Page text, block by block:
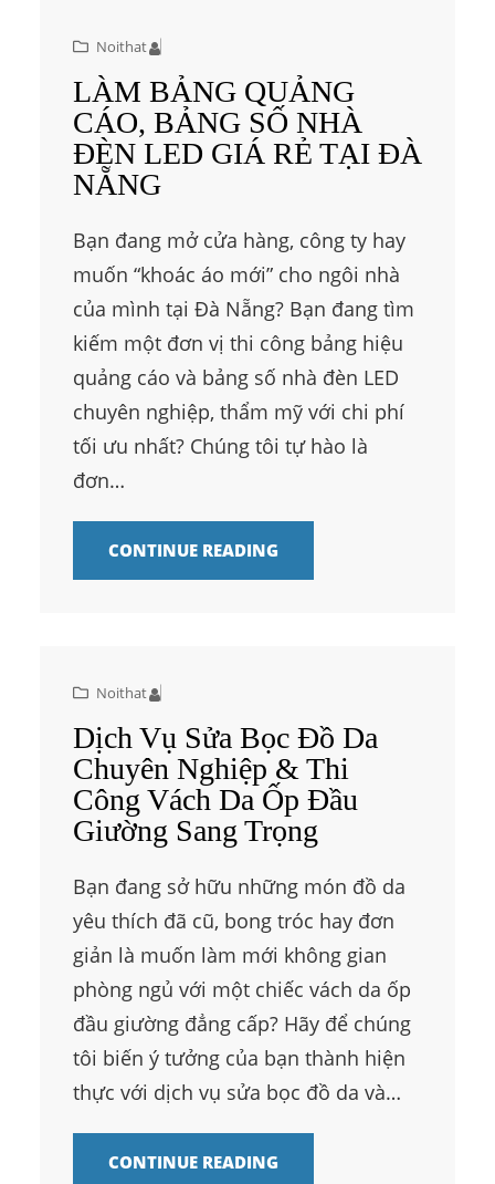
Noithat
LÀM BẢNG QUẢNG
CÁO, BẢNG SỐ NHÀ
ĐÈN LED GIÁ RẺ TẠI ĐÀ
NẴNG
Bạn đang mở cửa hàng, công ty hay
muốn “khoác áo mới” cho ngôi nhà
của mình tại Đà Nẵng? Bạn đang tìm
kiếm một đơn vị thi công bảng hiệu
quảng cáo và bảng số nhà đèn LED
chuyên nghiệp, thẩm mỹ với chi phí
tối ưu nhất? Chúng tôi tự hào là
đơn…
CONTINUE READING
Noithat
Dịch Vụ Sửa Bọc Đồ Da
Chuyên Nghiệp & Thi
Công Vách Da Ốp Đầu
Giường Sang Trọng
Bạn đang sở hữu những món đồ da
yêu thích đã cũ, bong tróc hay đơn
giản là muốn làm mới không gian
phòng ngủ với một chiếc vách da ốp
đầu giường đẳng cấp? Hãy để chúng
tôi biến ý tưởng của bạn thành hiện
thực với dịch vụ sửa bọc đồ da và…
CONTINUE READING